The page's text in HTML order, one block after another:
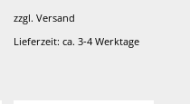
zzgl. Versand
Lieferzeit: ca. 3-4 Werktage